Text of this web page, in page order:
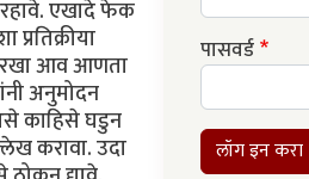
रहावे. एखादे फेक
आव आणता
अनुमोदन
काहिसे घडुन
करावा. उदा
पासवर्ड
लॉग इन करा